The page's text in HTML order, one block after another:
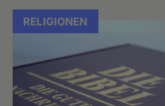
RELIGIONEN